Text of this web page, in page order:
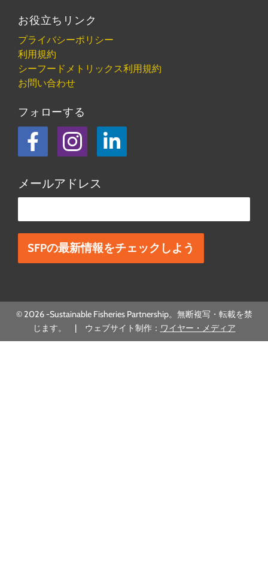
お役立ちリンク
プライバシーポリシー
利用規約
シーフードメトリックス利用規約
お問い合わせ
フォローする
フェイスブック
Instagram
LinkedIn
メールアドレス
© 2026 -Sustainable Fisheries Partnership。無断複写・転載を禁
じます。 | ウェブサイト制作： ワイヤー・メディア